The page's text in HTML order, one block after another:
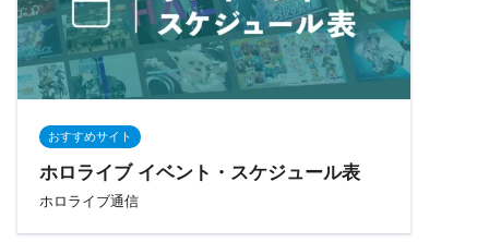
おすすめサイト
ホロライブ イベント・スケジュール表
ホロライブ通信